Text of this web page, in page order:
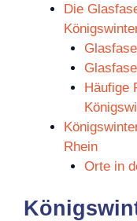
Die
Häufige
Rhein
Orte in